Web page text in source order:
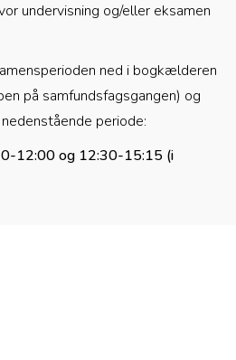
undervisning og/eller eksamen
ned i bogkælderen
på samfundsfagsgangen) og
periode:
12:00 og 12:30-15:15 (i